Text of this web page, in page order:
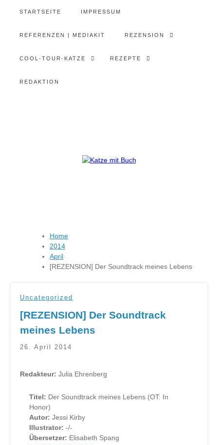
STARTSEITE IMPRESSUM
REFERENZEN | MEDIAKIT REZENSION
COOL-TOUR-KATZE REZEPTE
REDAKTION
Home
2014
April
[REZENSION] Der Soundtrack meines Lebens
Uncategorized
[REZENSION] Der Soundtrack
meines Lebens
26. April 2014
Redakteur: Julia Ehrenberg
Titel: Der Soundtrack meines Lebens (OT: In
Honor)
Autor: Jessi Kirby
Illustrator: -/-
Übersetzer: Elisabeth Spang